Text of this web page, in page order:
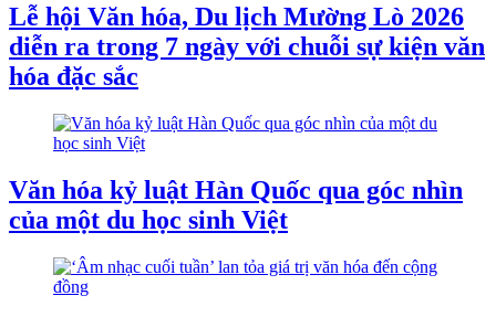
Lễ hội Văn hóa, Du lịch Mường Lò 2026
diễn ra trong 7 ngày với chuỗi sự kiện văn
hóa đặc sắc
Văn hóa kỷ luật Hàn Quốc qua góc nhìn
của một du học sinh Việt